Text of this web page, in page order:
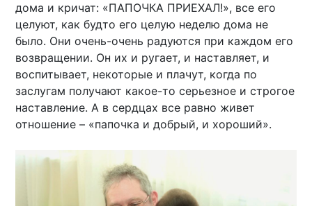
дома и кричат: «ПАПОЧКА ПРИЕХАЛ!», все его
целуют, как будто его целую неделю дома не
было. Они очень-очень радуются при каждом его
возвращении. Он их и ругает, и наставляет, и
воспитывает, некоторые и плачут, когда по
заслугам получают какое-то серьезное и строгое
наставление. А в сердцах все равно живет
отношение – «папочка и добрый, и хороший».